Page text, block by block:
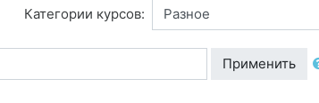
Категории курсов:
Применить